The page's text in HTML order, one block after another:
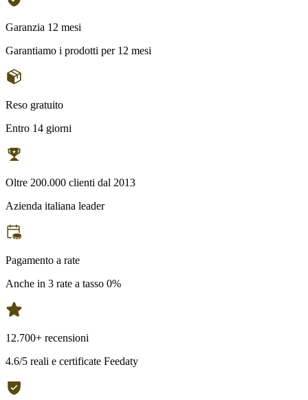
Garanzia 12 mesi
Garantiamo i prodotti per 12 mesi
Reso gratuito
Entro 14 giorni
Oltre 200.000 clienti dal 2013
Azienda italiana leader
Pagamento a rate
Anche in 3 rate a tasso 0%
12.700+ recensioni
4.6/5 reali e certificate Feedaty